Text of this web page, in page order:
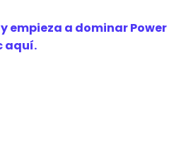
empieza a dominar Power
aquí.